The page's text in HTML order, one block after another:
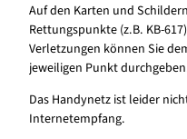
Auf den Karten und
Rettungspunkte (z.B. KB-
Verletzungen können Sie
jeweiligen Punkt
Das Handynetz ist leider
Internetempfang.